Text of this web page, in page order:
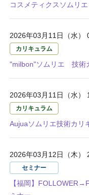
コスメティクスソムリ
2026年03月11日（水）
カリキュラム
"milbon"ソムリエ 技術
2026年03月11日（水）
カリキュラム
Aujuaソムリエ技術カリ
2026年03月12日（木）
セミナー
【福岡】